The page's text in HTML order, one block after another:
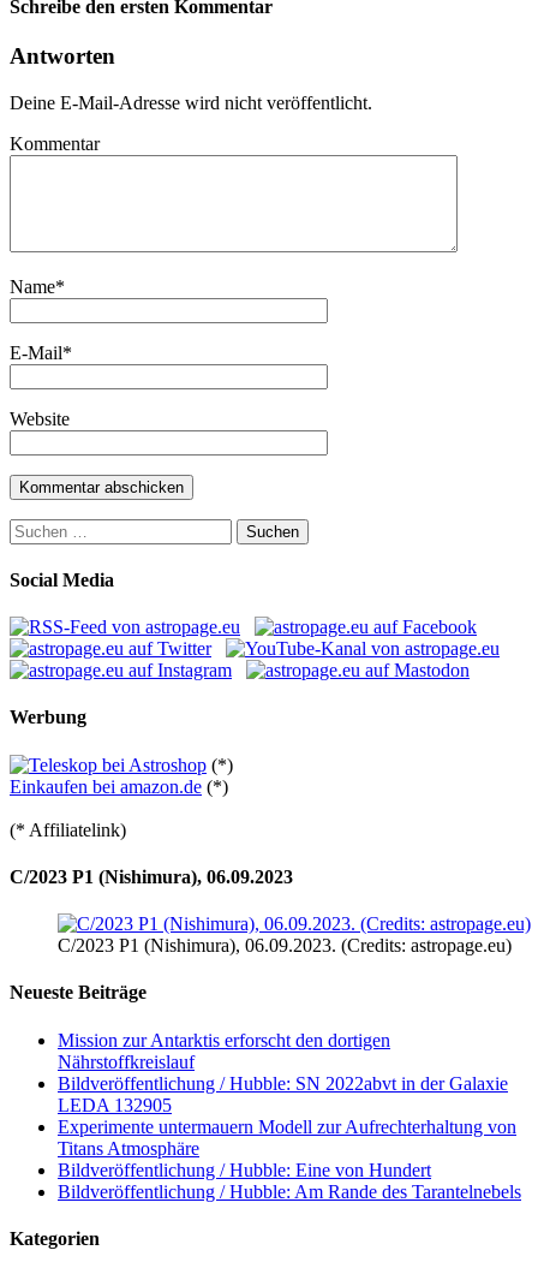
Schreibe den ersten Kommentar
Antworten
Deine E-Mail-Adresse wird nicht veröffentlicht.
Kommentar
Name*
E-Mail*
Website
Suchen
nach:
Social Media
Werbung
(*)
Einkaufen bei amazon.de (*)
(* Affiliatelink)
C/2023 P1 (Nishimura), 06.09.2023
C/2023 P1 (Nishimura), 06.09.2023. (Credits: astropage.eu)
Neueste Beiträge
Mission zur Antarktis erforscht den dortigen
Nährstoffkreislauf
Bildveröffentlichung / Hubble: SN 2022abvt in der Galaxie
LEDA 132905
Experimente untermauern Modell zur Aufrechterhaltung von
Titans Atmosphäre
Bildveröffentlichung / Hubble: Eine von Hundert
Bildveröffentlichung / Hubble: Am Rande des Tarantelnebels
Kategorien